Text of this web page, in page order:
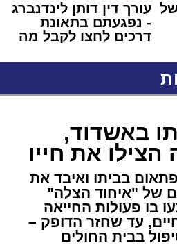
עורך דין דותן לינדנברג
- נפגעתם בתאונת
דרכים לחצו לקבל מה
באשדוד,
את חייו
פתאום בביתו ואיבד את
של "איחוד הצלה"
בו פעולות החייאה
עד שחזר הדופק –
בבית החולים